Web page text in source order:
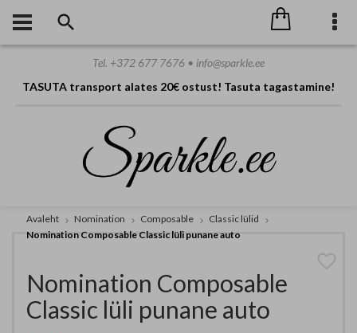
TASUTA transport alates 20€ ostust! Tasuta tagastamine!
Tel. +372 677 7676 • info@sparkle.ee
Avaleht Nomination Composable
Classic lülid
Nomination Composable Classic lüli punane auto
Nomination Composable
Classic lüli punane auto